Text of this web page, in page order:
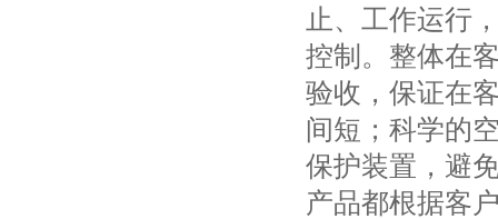
止、工作运行
控制。整体在
验收，保证在
间短；科学的
保护装置，避
产品都根据客